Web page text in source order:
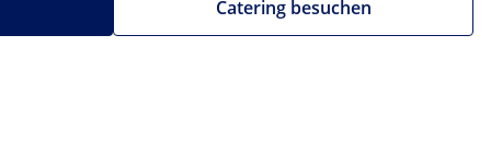
Catering besuchen